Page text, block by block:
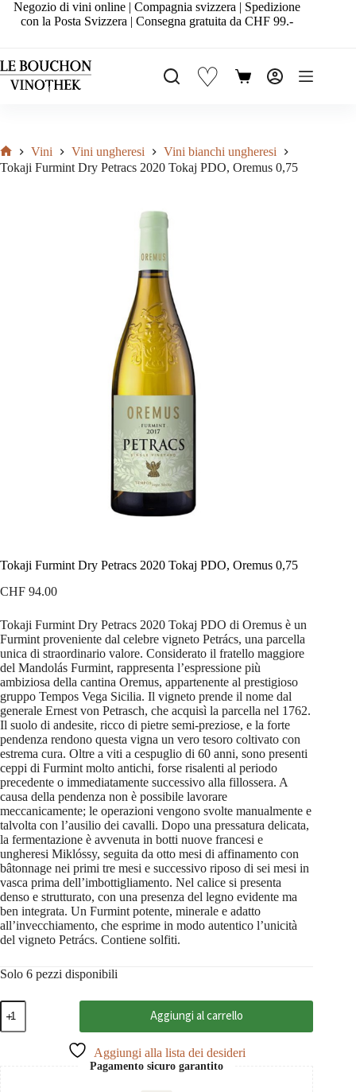
SaltaNegozio di vini online | Compagnia svizzera | Spedizione
con la Posta Svizzera | Consegna gratuita da CHF 99.-
♡ Carrello
Home
Vini Vini ungheresi
Vini bianchi ungheresi
Tokaji Furmint Dry Petracs 2020 Tokaj PDO, Oremus 0,75
Tokaji Furmint Dry Petracs 2020 Tokaj PDO, Oremus 0,75
CHF 94.00
Tokaji Furmint Dry Petracs 2020 Tokaj PDO di Oremus è un
Furmint proveniente dal celebre vigneto Petrács, una parcella
unica di straordinario valore. Considerato il fratello maggiore
del Mandolás Furmint, rappresenta l’espressione più
ambiziosa della cantina Oremus, appartenente al prestigioso
gruppo Tempos Vega Sicilia. Il vigneto prende il nome dal
generale Ernest von Petrasch, che acquisì la parcella nel 1762.
Il suolo di andesite, ricco di pietre semi-preziose, e la forte
pendenza rendono questa vigna un vero tesoro coltivato con
estrema cura. Oltre a viti a cespuglio di 60 anni, sono presenti
ceppi di Furmint molto antichi, forse risalenti al periodo
precedente o immediatamente successivo alla fillossera. A
causa della pendenza non è possibile lavorare
meccanicamente; le operazioni vengono svolte manualmente e
talvolta con l’ausilio dei cavalli. Dopo una pressatura delicata,
la fermentazione è avvenuta in botti nuove francesi e
ungheresi Miklóssy, seguita da otto mesi di affinamento con
bâtonnage nei primi tre mesi e successivo riposo di sei mesi in
vasca prima dell’imbottigliamento. Nel calice si presenta
denso e strutturato, con una presenza del legno evidente ma
ben integrata. Un Furmint potente, minerale e adatto
all’invecchiamento, che esprime in modo autentico l’unicità
del vigneto Petrács. Contiene solfiti.
Solo 6 pezzi disponibili
Tokaji
Furmint
Dry
Aggiungi al carrello
Aggiungi alla lista dei desideri
Pagamento sicuro garantito